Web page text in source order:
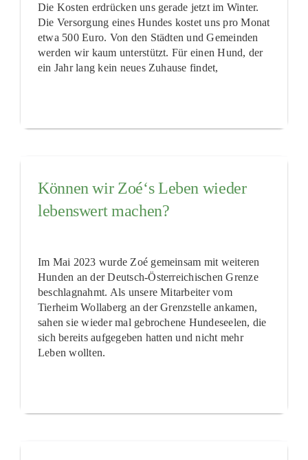
Die Kosten erdrücken uns gerade jetzt im Winter.
Die Versorgung eines Hundes kostet uns pro Monat
etwa 500 Euro. Von den Städten und Gemeinden
werden wir kaum unterstützt. Für einen Hund, der
ein Jahr lang kein neues Zuhause findet,
Können wir Zoé‘s Leben wieder
lebenswert machen?
Im Mai 2023 wurde Zoé gemeinsam mit weiteren
Hunden an der Deutsch-Österreichischen Grenze
beschlagnahmt. Als unsere Mitarbeiter vom
Tierheim Wollaberg an der Grenzstelle ankamen,
sahen sie wieder mal gebrochene Hundeseelen, die
sich bereits aufgegeben hatten und nicht mehr
Leben wollten.